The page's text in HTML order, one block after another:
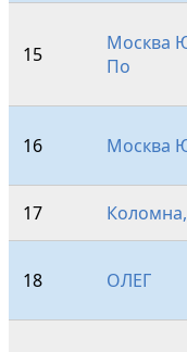
15
Москва
По
16 Москва
17
18 ОЛЕГ